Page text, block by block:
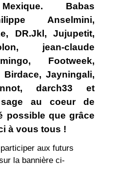
Babas
Anselmini,
DR.Jkl, Jujupetit,
jean-claude
Footweek,
Birdace, Jayningali,
darch33 et
au coeur de
possible que grâce
à vous tous !
aux futurs
la bannière ci-